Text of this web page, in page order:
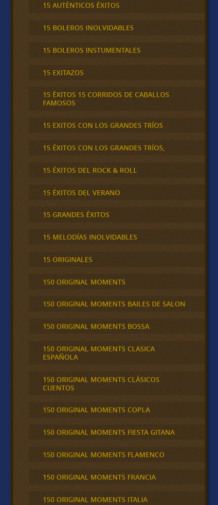
15 AUTÉNTICOS ÉXITOS
15 BOLEROS INOLVIDABLES
15 BOLEROS INSTUMENTALES
15 EXITAZOS
15 ÉXITOS 15 CORRIDOS DE CABALLOS
FAMOSOS
15 EXITOS CON LOS GRANDES TRÍOS
15 ÉXITOS CON LOS GRANDES TRÍOS,
15 ÉXITOS DEL ROCK & ROLL
15 ÉXITOS DEL VERANO
15 GRANDES ÉXITOS
15 MELODÍAS INOLVIDABLES
15 ORIGINALES
150 ORIGINAL MOMENTS
150 ORIGINAL MOMENTS BAILES DE SALON
150 ORIGINAL MOMENTS BOSSA
150 ORIGINAL MOMENTS CLASICA
ESPAÑOLA
150 ORIGINAL MOMENTS CLÁSICOS
CUENTOS
150 ORIGINAL MOMENTS COPLA
150 ORIGINAL MOMENTS FIESTA GITANA
150 ORIGINAL MOMENTS FLAMENCO
150 ORIGINAL MOMENTS FRANCIA
150 ORIGINAL MOMENTS ITALIA